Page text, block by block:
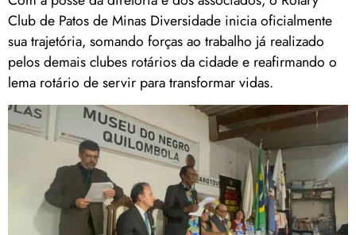
Club de Patos de Minas Diversidade inicia oficialmente
sua trajetória, somando forças ao trabalho já realizado
pelos demais clubes rotários da cidade e reafirmando o
lema rotário de servir para transformar vidas.